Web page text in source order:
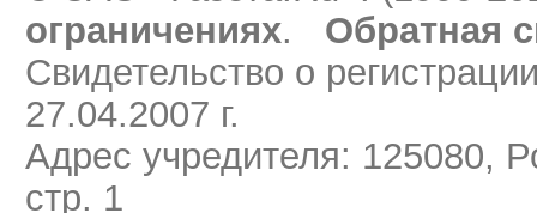
ограничениях.
Обратная
Свидетельство о
27.04.2007 г.
Адрес учредителя: 125080,
стр. 1